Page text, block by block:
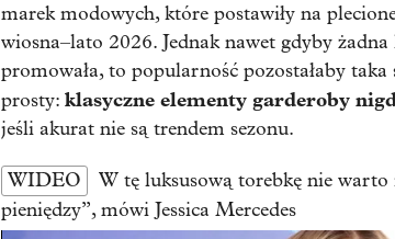
marek modowych, które postawiły na
wiosna–lato 2026. Jednak nawet gdyby
promowała, to popularność pozostałaby
prosty: klasyczne elementy garderoby
jeśli akurat nie są trendem sezonu.
WIDEO
W tę luksusową torebkę nie warto
pieniędzy”, mówi Jessica Mercedes